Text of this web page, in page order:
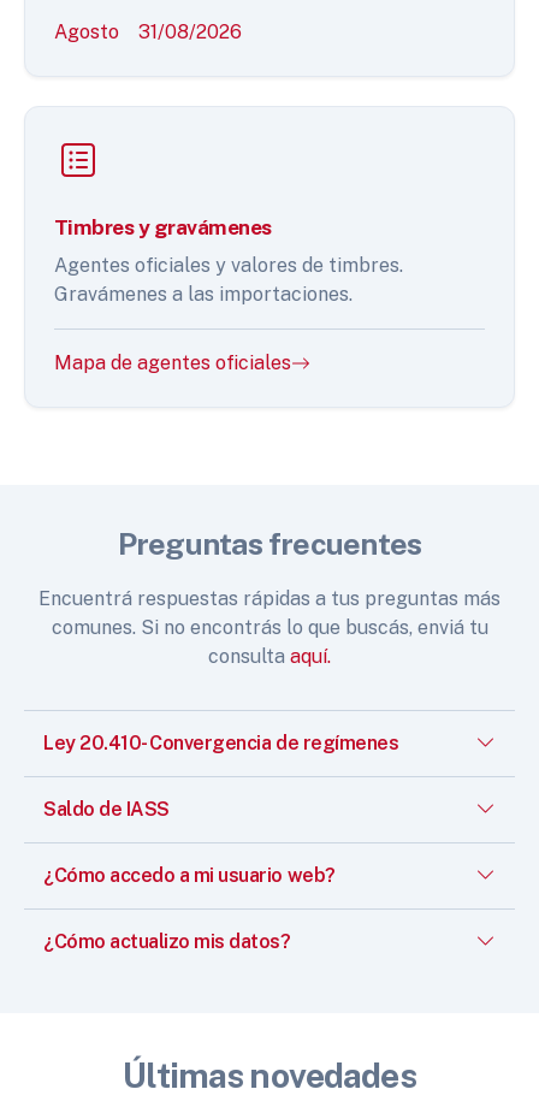
Agosto 31/08/2026
Timbres y gravámenes
Agentes oficiales y valores de timbres.
Gravámenes a las importaciones.
Mapa de agentes oficiales
Preguntas frecuentes
Encuentrá respuestas rápidas a tus preguntas más
comunes. Si no encontrás lo que buscás, enviá tu
consulta aquí.
Ley 20.410- Convergencia de regímenes
Saldo de IASS
¿Cómo accedo a mi usuario web?
¿Cómo actualizo mis datos?
Últimas novedades